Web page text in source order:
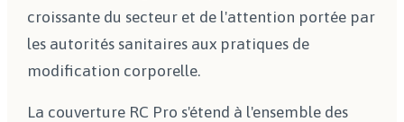
croissante du secteur et de l'attention portée par
les autorités sanitaires aux pratiques de
modification corporelle.
La couverture RC Pro s'étend à l'ensemble des